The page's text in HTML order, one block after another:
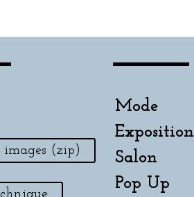
images (zip)
Mode
Exposition
Salon
Pop Up